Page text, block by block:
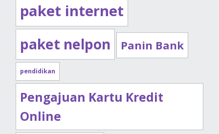
paket internet
paket nelpon Panin Bank
pendidikan
Pengajuan Kartu Kredit
Online